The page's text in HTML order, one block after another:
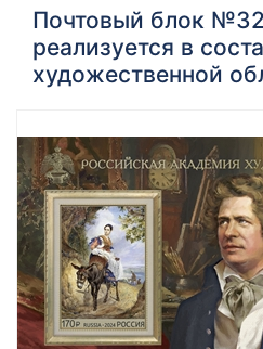
Почтовый блок
реализуется в
художественной